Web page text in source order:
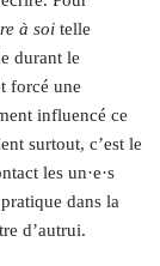
à soi telle
durant le
forcé une
influencé ce
surtout, c’est le
les un·e·s
dans la
d’autrui.